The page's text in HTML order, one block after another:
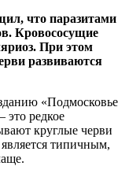
что паразитами
Кровососущие
При этом
развиваются
«Подмосковье
это редкое
круглые черви
типичным,